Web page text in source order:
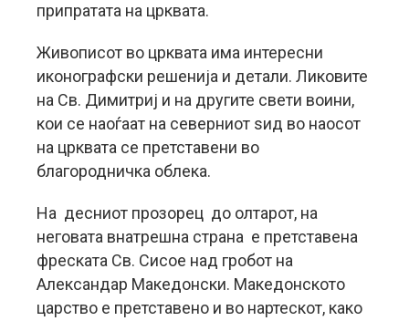
припратата на црквата.
Живописот во црквата има интересни
иконографски решенија и детали. Ликовите
на Св. Димитриј и на другите свети воини,
кои се наоѓаат на северниот ѕид во наосот
на црквата се претставени во
благородничка облека.
На десниот прозорец до олтарот, на
неговата внатрешна страна е претставена
фреската Св. Сисое над гробот на
Александар Македонски. Македонското
царство е претставено и во нартескот, како